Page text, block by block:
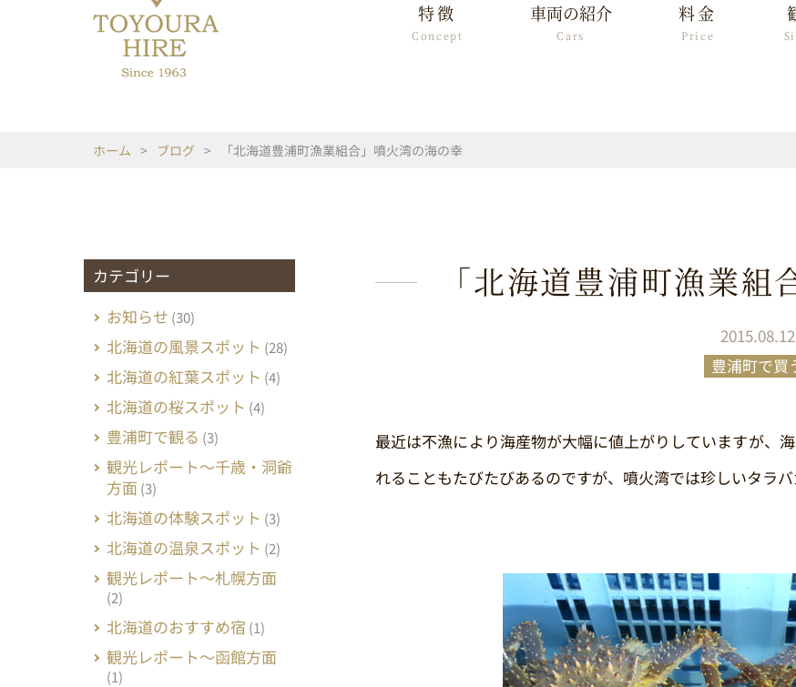
特徴
Concept
車両の紹介
Cars
料金
Price
ホーム > ブログ > 「北海道豊浦町漁業組合」噴火湾の海の幸
「北海道豊浦町漁業
2015.08.12
豊浦町で買
最近は不漁により海産物が大幅に値上がりしていますが、
れることもたびたびあるのですが、噴火湾では珍しいタラ
カテゴリー
お知らせ (30)
北海道の風景スポット (28)
北海道の紅葉スポット (4)
北海道の桜スポット (4)
豊浦町で観る (3)
観光レポート～千歳・洞爺
方面 (3)
北海道の体験スポット (3)
北海道の温泉スポット (2)
観光レポート～札幌方面
(2)
北海道のおすすめ宿 (1)
観光レポート～函館方面
(1)